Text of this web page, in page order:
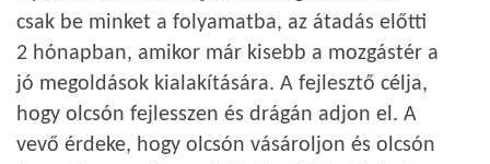
csak be minket a folyamatba, az átadás előtti
2 hónapban, amikor már kisebb a mozgástér a
jó megoldások kialakítására. A fejlesztő célja,
hogy olcsón fejlesszen és drágán adjon el. A
vevő érdeke, hogy olcsón vásároljon és olcsón